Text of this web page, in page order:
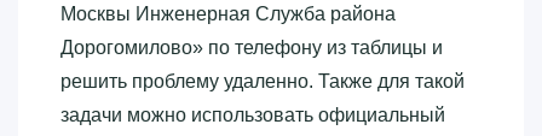
Москвы Инженерная Служба района
Дорогомилово»‎ по телефону из таблицы и
решить проблему удаленно. Также для такой
задачи можно использовать официальный